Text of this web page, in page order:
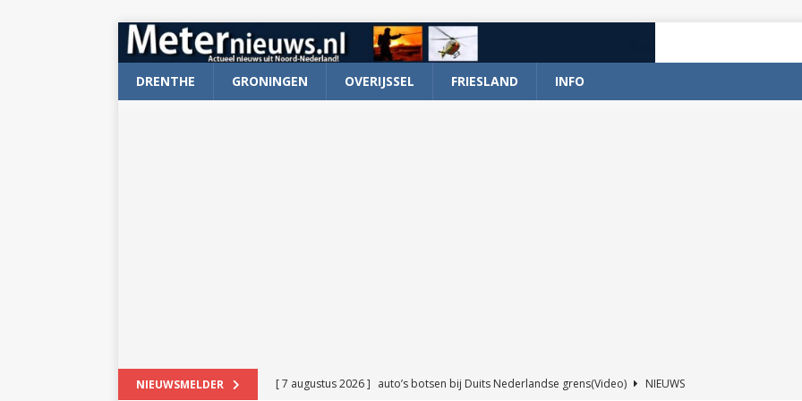
DRENTHE GRONINGEN OVERIJSSEL FRIESLAND INFO
NIEUWSMELDER [ 7 augustus 2026 ] auto’s botsen bij Duits Nederlandse grens(Video)
NIEUWS